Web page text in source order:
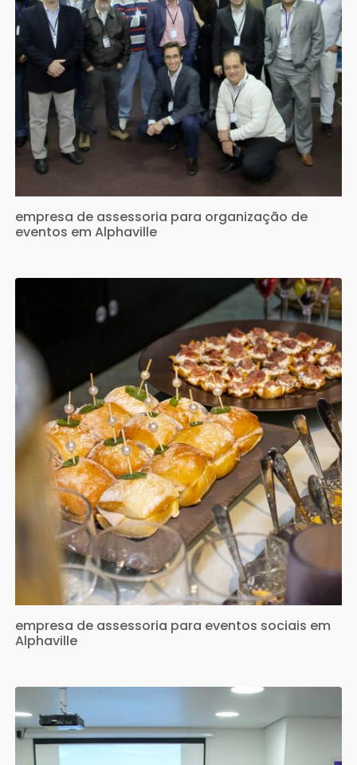
empresa de assessoria para organização de
eventos em Alphaville
empresa de assessoria para eventos sociais em
Alphaville